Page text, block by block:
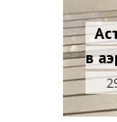
в